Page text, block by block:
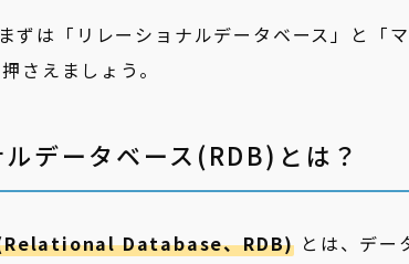
は「リレーショナルデータベース」と「
さえましょう。
データベース(RDB)とは？
(Relational Database、RDB) とは、デー